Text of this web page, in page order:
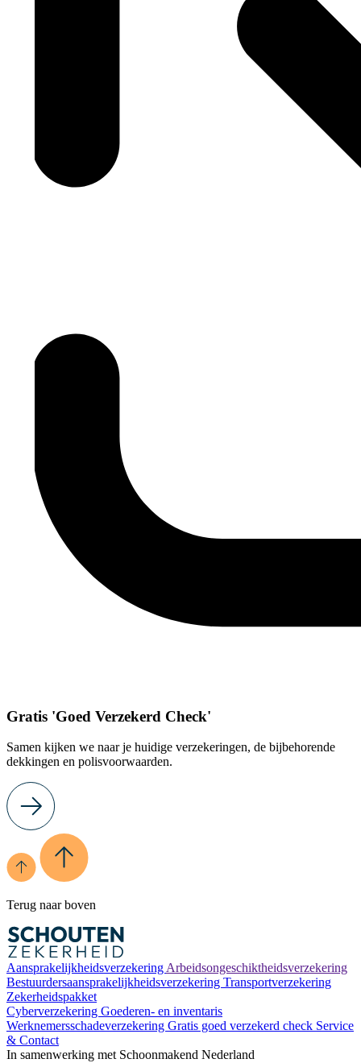
Gratis 'Goed Verzekerd Check'
Samen kijken we naar je huidige verzekeringen, de bijbehorende
dekkingen en polisvoorwaarden.
Terug naar boven
Aansprakelijkheidsverzekering Arbeidsongeschiktheidsverzekering
Bestuurdersaansprakelijkheidsverzekering Transportverzekering
Zekerheidspakket
Cyberverzekering Goederen- en inventaris
Werknemersschadeverzekering Gratis goed verzekerd check Service
& Contact
In samenwerking met Schoonmakend Nederland